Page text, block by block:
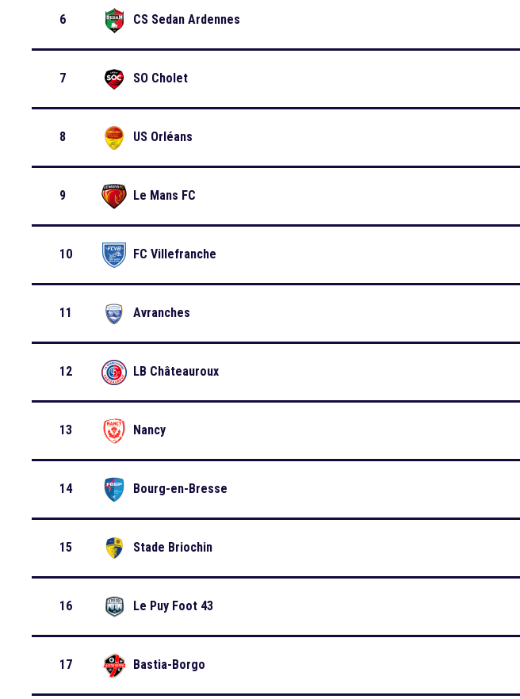
6 CS Sedan Ardennes
7 SO Cholet
8 US Orléans
9 Le Mans FC
10 FC Villefranche
11 Avranches
12 LB Châteauroux
13 Nancy
14 Bourg-en-Bresse
15 Stade Briochin
16 Le Puy Foot 43
17 Bastia-Borgo